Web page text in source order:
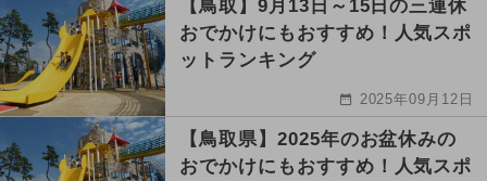
【鳥取】9月13日～15日の三連休
おでかけにもおすすめ！人気スポ
ットランキング
2025年09月12日
【鳥取県】2025年のお盆休みの
おでかけにもおすすめ！人気スポ